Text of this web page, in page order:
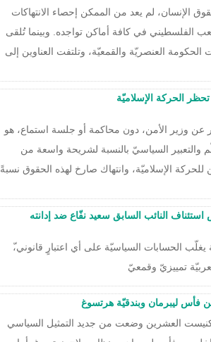
الإنسان، لم يعد من الممكن إحصاء الانتهاكات
الفلسطيني في كافة أماكن تواجده. وبينما تُلقى
العنصريّة والقمعيّة، وتلتفت العناوين إلى
تحظر الحركة الإسلاميّة
عن وزير الأمن، دون محاكمة أو جلسة استماع، هو
والتعبير السياسيّ بالنسبة لشريحة واسعة من
للحركة الإسلاميّة، وانتهاك صارخ لهذه الحقوق نسبةً
استئناف النائب السابق سعيد نفّاع ضد إدانته
يغلّب الحسابات السياسيّة على أي اعتبارٍ قانوني،ّ
تمييزيّ وقمعيّ
فأس ليبرمان وبندقيّة هرتسوغ
للكنيست العشرين وضعت من جديد التمثيل السياسي